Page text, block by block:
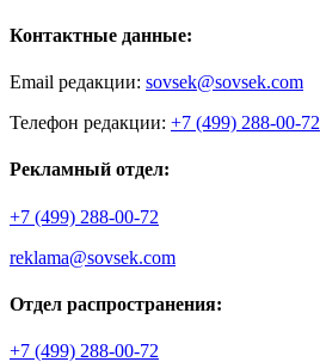
Контактные данные:
Email редакции: sovsek@sovsek.com
Телефон редакции: +7 (499) 288-00-72
Рекламный отдел:
+7 (499) 288-00-72
reklama@sovsek.com
Отдел распространения:
+7 (499) 288-00-72